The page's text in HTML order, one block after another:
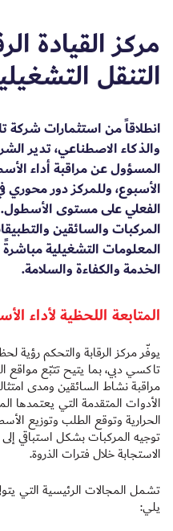
مركز القيادة
التنقل
انطلاقاً من استثمارات شركة
والذكاء الاصطناعي، تدير
المسؤول عن مراقبة أداء
الأسبوع، وللمركز دور محوري
الفعلي على مستوى الأسطول.
المركبات والسائقين
المعلومات التشغيلية
الخدمة والكفاءة والسلامة.
المتابعة اللحظية لأداء
يوفّر مركز الرقابة والتحكم
تاكسي دبي، بما يتيح تتبّع مواقع
مراقبة نشاط السائقين ومدى
الأدوات المتقدمة التي يعتمدها
الحرارية وتوقع الطلب وتوزيع
توجيه المركبات بشكل استباقي
الاستجابة خلال فترات الذروة.
تشمل المجالات الرئيسية التي
يلي: